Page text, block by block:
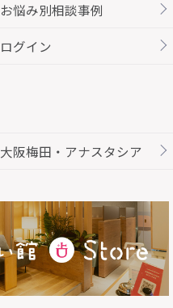
お悩み別相談事例
ログイン
大阪梅田・アナスタシア